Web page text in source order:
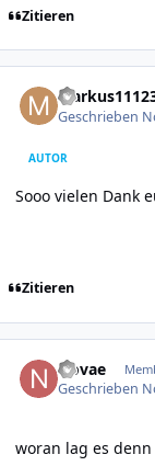
Zitieren
Geschrieben
AUTOR
Sooo vielen Dank
Zitieren
Novae
Geschrieben
woran lag es denn